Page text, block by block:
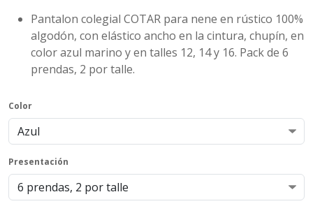
Pantalon colegial COTAR para nene en rústico 100%
algodón, con elástico ancho en la cintura, chupín, en
color azul marino y en talles 12, 14 y 16. Pack de 6
prendas, 2 por talle.
Color
Presentación